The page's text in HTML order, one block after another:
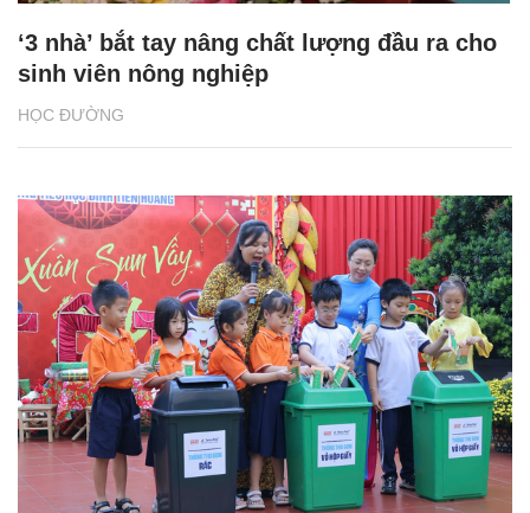
HỌC ĐƯỜNG
‘3 nhà’ bắt tay nâng chất lượng đầu ra cho
sinh viên nông nghiệp